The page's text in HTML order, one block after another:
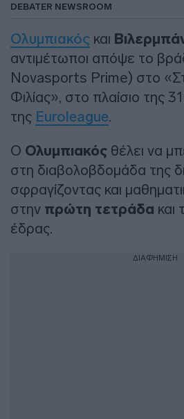
DEBATER NEWSROOM
Ολυμπιακός και
αντιμέτωποι απόψε το
Novasports Prime) στο
Φιλίας», στο πλαίσιο της
της Euroleague.
Ο Ολυμπιακός θέλει να
στη διαβολοβδομάδα της
σφραγίζοντας και
στην πρώτη τετράδα και
έδρας.
ΔΙΑΦΗΜΙΣΗ